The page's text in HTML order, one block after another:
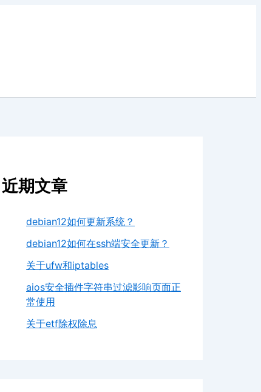
近期文章
debian12如何更新系统？
debian12如何在ssh端安全更新？
关于ufw和iptables
aios安全插件字符串过滤影响页面正
常使用
关于etf除权除息